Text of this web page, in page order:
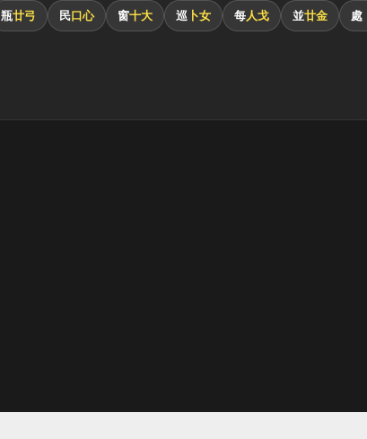
瓶廿弓 民口心 窗十大 巡 卜女 每人戈 並廿金 處